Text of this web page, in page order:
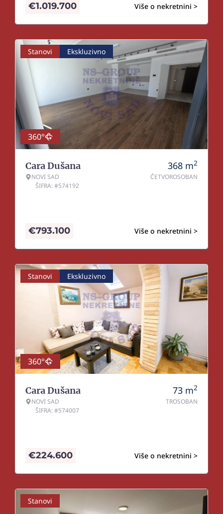
Više o nekretnini >
€1.019.700
Stanovi Ekskluzivno
360°
Cara Dušana
NOVI SAD
ŠIFRA: #574192
368 m2
ČETVOROSOBAN
Više o nekretnini >
€793.100
Stanovi Ekskluzivno
360°
Cara Dušana
NOVI SAD
ŠIFRA: #574007
73 m2
TROSOBAN
Više o nekretnini >
€224.600
Stanovi